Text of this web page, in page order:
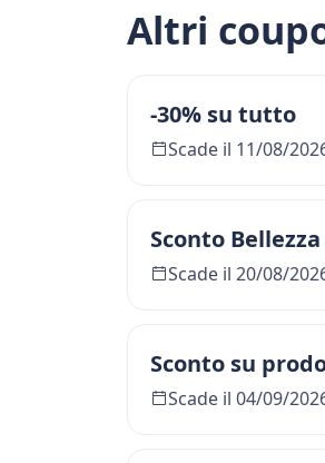
Altri
-30% su tutto
Scade il 11/08/
Sconto
Scade il 20/08/
Sconto su
Scade il 04/09/